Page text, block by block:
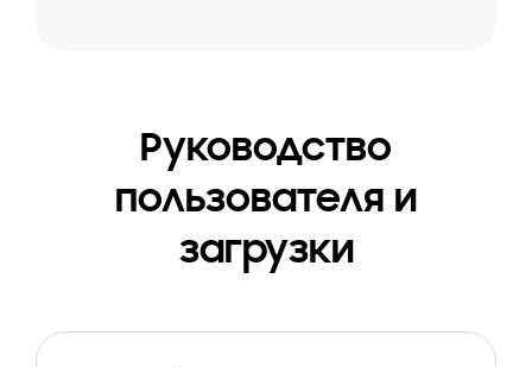
Руководство
пользователя и
загрузки